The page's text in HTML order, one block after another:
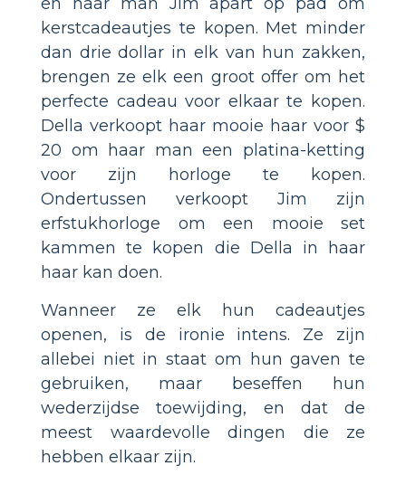
kerstcadeautjes te kopen. Met minder
dan drie dollar in elk van hun zakken,
brengen ze elk een groot offer om het
perfecte cadeau voor elkaar te kopen.
Della verkoopt haar mooie haar voor $
20 om haar man een platina-ketting
voor zijn horloge te kopen.
Ondertussen verkoopt Jim zijn
erfstukhorloge om een mooie set
kammen te kopen die Della in haar
haar kan doen.
Wanneer ze elk hun cadeautjes
openen, is de ironie intens. Ze zijn
allebei niet in staat om hun gaven te
gebruiken, maar beseffen hun
wederzijdse toewijding, en dat de
meest waardevolle dingen die ze
hebben elkaar zijn.